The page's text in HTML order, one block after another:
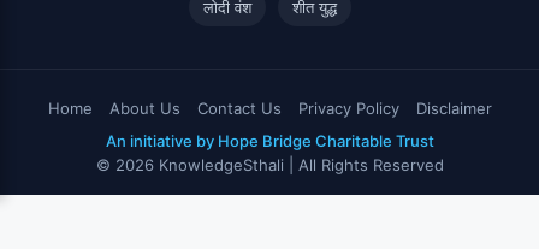
लोदी वंश शीत युद्ध
Home About Us Contact Us Privacy Policy
Disclaimer
An initiative by Hope Bridge Charitable Trust
© 2026 KnowledgeSthali | All Rights Reserved